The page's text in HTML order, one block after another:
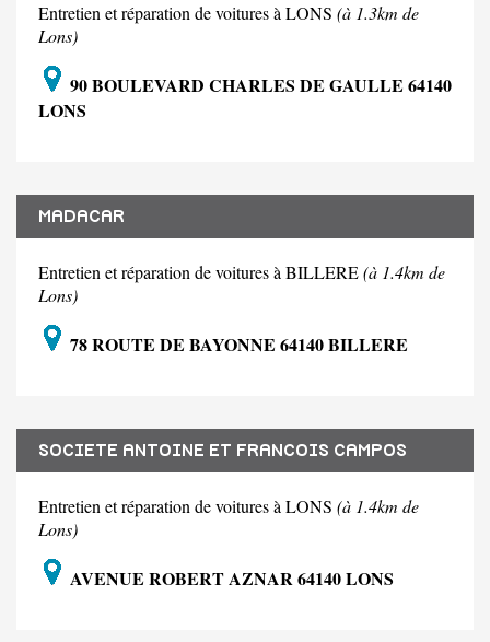
Entretien et réparation de voitures à LONS (à 1.3km de
Lons)
90 BOULEVARD CHARLES DE GAULLE 64140
LONS
MADACAR
Entretien et réparation de voitures à BILLERE(à 1.4km de
Lons)
78 ROUTE DE BAYONNE 64140 BILLERE
SOCIETE ANTOINE ET FRANCOIS CAMPOS
Entretien et réparation de voitures à LONS (à 1.4km de
Lons)
AVENUE ROBERT AZNAR 64140 LONS